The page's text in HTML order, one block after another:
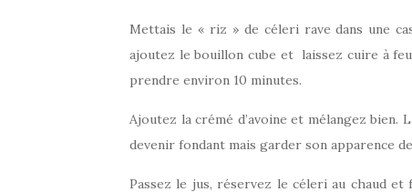
Mettais le « riz » de céleri rave dans une
ajoutez le bouillon cube et laissez cuire à feu
prendre environ 10 minutes.
Ajoutez la crémé d’avoine et mélangez
devenir fondant mais garder son apparence
Passez le jus, réservez le céleri au chaud